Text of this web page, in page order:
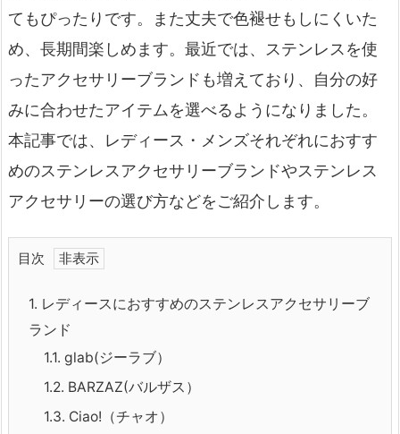
てもぴったりです。また丈夫で色褪せもしにくいた
め、長期間楽しめます。最近では、ステンレスを使
ったアクセサリーブランドも増えており、自分の好
みに合わせたアイテムを選べるようになりました。
本記事では、レディース・メンズそれぞれにおすす
めのステンレスアクセサリーブランドやステンレス
アクセサリーの選び方などをご紹介します。
目次
1. レディースにおすすめのステンレスアクセサリーブ
ランド
1.1. glab(ジーラブ）
1.2. BARZAZ(バルザス）
1.3. Ciao!（チャオ）